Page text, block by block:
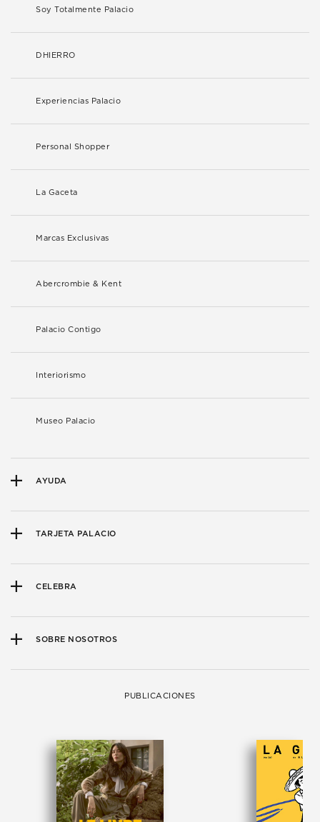
Soy Totalmente Palacio
DHIERRO
Experiencias Palacio
Personal Shopper
La Gaceta
Marcas Exclusivas
Abercrombie & Kent
Palacio Contigo
Interiorismo
Museo Palacio
AYUDA
TARJETA PALACIO
CELEBRA
SOBRE NOSOTROS
PUBLICACIONES